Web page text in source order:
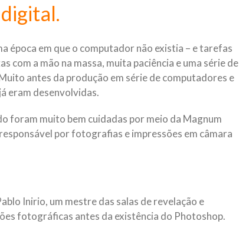
época em que o computador não existia – e tarefas
com a mão na massa, muita paciência e uma série de
antes da produção em série de computadores e
eram desenvolvidas.
foram muito bem cuidadas por meio da Magnum
por fotografias e impressões em câmara
Inirio, um mestre das salas de revelação e
fotográficas antes da existência do Photoshop.